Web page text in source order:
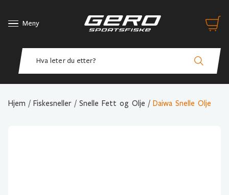
Meny
Hjem / Fiskesneller / Snelle Fett og Olje / Daiwa Snelle Olje